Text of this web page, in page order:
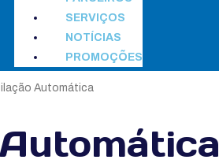
SERVIÇOS
NOTÍCIAS
PROMOÇÕES
Automática